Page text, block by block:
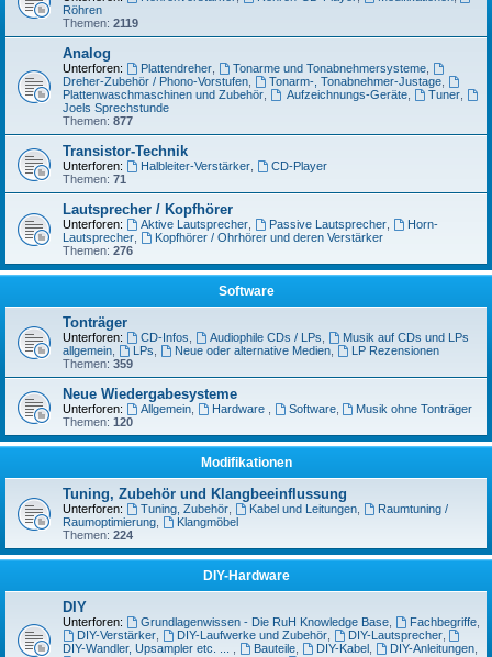
Röhren
Themen: 2119
Analog
Unterforen: Plattendreher, Tonarme und Tonabnehmersysteme,
Dreher-Zubehör / Phono-Vorstufen
Tonarm-, Tonabnehmer-Justage,
Plattenwaschmaschinen und Zubehör
Aufzeichnungs-Geräte, Tuner,
Joels Sprechstunde
Themen: 877
Transistor-Technik
Unterforen: Halbleiter-Verstärker,
CD-Player
Themen: 71
Lautsprecher / Kopfhörer
Unterforen: Aktive Lautsprecher, Passive Lautsprecher,
Horn-
Lautsprecher
Kopfhörer / Ohrhörer und deren Verstärker
Themen: 276
Software
Tonträger
Unterforen: CD-Infos Audiophile CDs / LPs
Musik auf CDs und LPs
allgemein
LPs Neue oder alternative Medien,
LP Rezensionen
Themen: 359
Neue Wiedergabesysteme
Unterforen: Allgemein, Hardware Software,
Musik ohne Tonträger
Themen: 120
Modifikationen
Tuning, Zubehör und Klangbeeinflussung
Unterforen: Tuning, Zubehör, Kabel und Leitungen,
Raumtuning /
Raumoptimierung
Klangmöbel
Themen: 224
DIY-Hardware
DIY
Unterforen: Grundlagenwissen - Die RuH Knowledge Base, Fachbegriffe,
DIY-Verstärker, DIY-Laufwerke und Zubehör, DIY-Lautsprecher,
DIY-Wandler, Upsampler etc. ...
Bauteile, DIY-Kabel, DIY-Anleitungen,